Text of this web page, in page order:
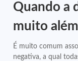
Quando a
muito
É muito comum
negativa, a qual